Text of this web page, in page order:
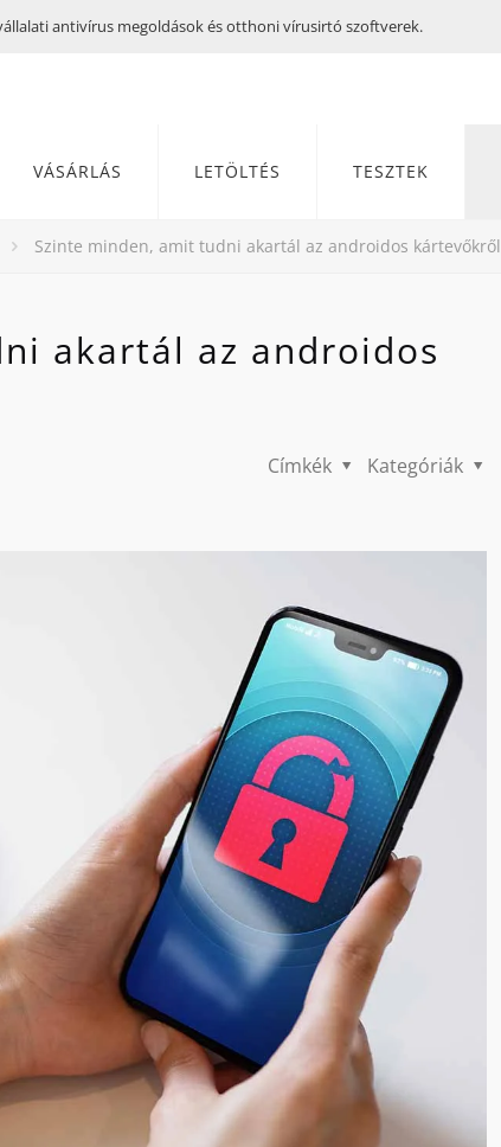
antivírus megoldások és otthoni vírusirtó szoftverek.
VÁSÁRLÁS LETÖLTÉS TESZTEK
Szinte minden, amit tudni akartál az androidos kártevőkről
akartál az androidos
Kategóriák
Címkék